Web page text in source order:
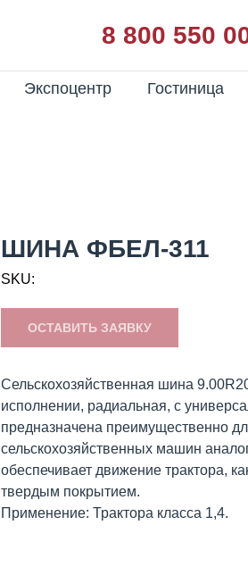
8 800 550
Экспоцентр Гостиница
ШИНА ФБЕЛ-311
SKU:
ОСТАВИТЬ ЗАЯВКУ
Сельскохозяйственная шина
исполнении, радиальная, с
предназначена преимущественно
сельскохозяйственных машин
обеспечивает движение трактора,
твердым покрытием.
Применение: Трактора класса 1,4.